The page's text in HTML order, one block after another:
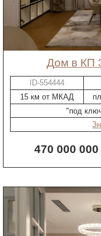
дом в
ID-554444
15 км от МКАД
"под
470 000 000